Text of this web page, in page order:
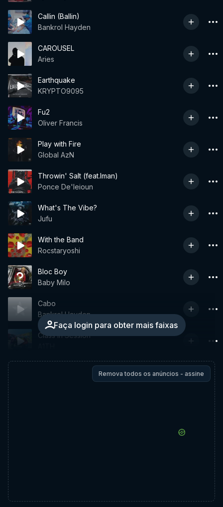
Callin (Ballin)
Bankrol Hayden
CAROUSEL
Aries
Earthquake
KRYPTO9095
Fu2
Oliver Francis
Play with Fire
Global AzN
Throwin' Salt (feat.Iman)
Ponce De'leioun
What's The Vibe?
Jufu
With the Band
Rocstaryoshi
Bloc Boy
Baby Milo
Faça login para obter mais faixas
Cabo
Bankrol Hayden
Class In Session
Remova todos os anúncios - assine